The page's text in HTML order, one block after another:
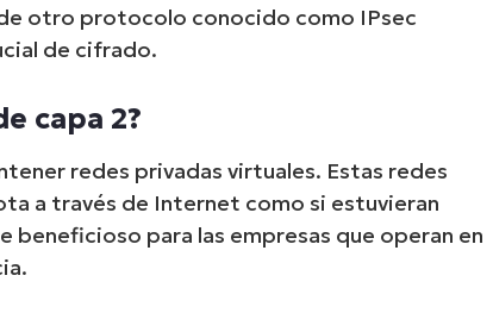
otro protocolo conocido como IPsec
de cifrado.
capa 2?
redes privadas virtuales. Estas redes
a través de Internet como si estuvieran
para las empresas que operan en